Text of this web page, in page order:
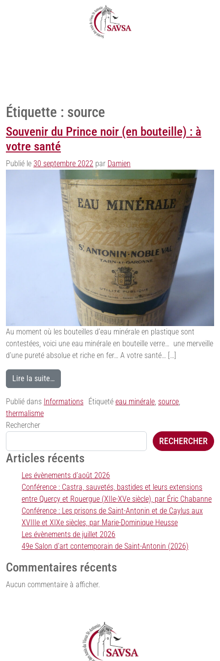
Étiquette : source
Souvenir du Prince noir (en bouteille) : à
votre santé
Publié le 30 septembre 2022 par Damien
Au moment où les bouteilles d’eau minérale en plastique sont
contestées, voici une eau minérale en bouteille verre… une merveille
d’une pureté absolue et riche en fer… A votre santé… […]
Lire la suite…
Publié dans Informations Étiqueté eau minérale, source,
thermalisme
Rechercher
RECHERCHER
Articles récents
Les évènements d’août 2026
Conférence : Castra, sauvetés, bastides et leurs extensions
entre Quercy et Rouergue (XIIe-XVe siècle), par Éric Chabanne
Conférence : Les prisons de Saint-Antonin et de Caylus aux
XVIIIe et XIXe siècles, par Marie-Dominique Heusse
Les évènements de juillet 2026
49e Salon d’art contemporain de Saint-Antonin (2026)
Commentaires récents
Aucun commentaire à afficher.